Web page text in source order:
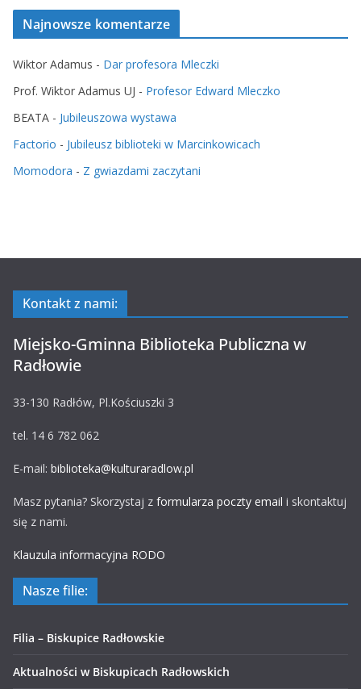
Najnowsze komentarze
Wiktor Adamus - Dar profesora Mleczki
Prof. Wiktor Adamus UJ - Profesor Edward Mleczko
BEATA - Jubileuszowa wystawa
Factorio - Jubileusz biblioteki w Marcinkowicach
Momodora - Z gwiazdami zaczytani
Kontakt z nami:
Miejsko-Gminna Biblioteka Publiczna w
Radłowie
33-130 Radłów, Pl.Kościuszki 3
tel. 14 6 782 062
E-mail: biblioteka@kulturaradlow.pl
Masz pytania? Skorzystaj z formularza poczty email i skontaktuj
się z nami.
Klauzula informacyjna RODO
Nasze filie:
Filia – Biskupice Radłowskie
Aktualności w Biskupicach Radłowskich